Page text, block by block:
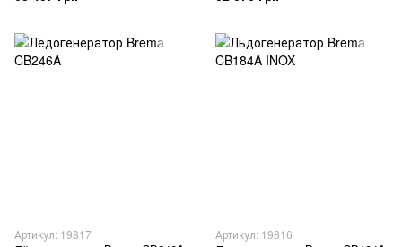
Артикул: 19817 Артикул: 19816